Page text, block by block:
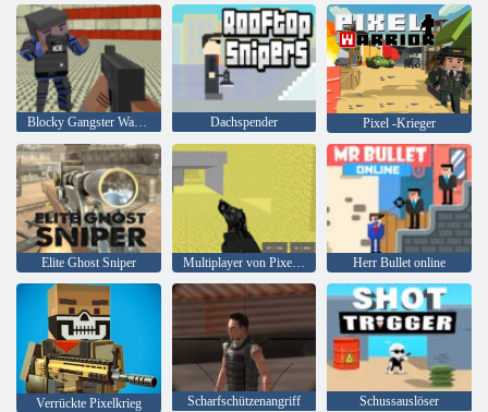
Blocky Gangster Warfare Dachspender Pixel -Krieger
Elite Ghost Sniper Multiplayer von Pixel Combat Herr Bullet online
Verrückte Pixelkrieg Scharfschützenangriff Schussauslöser